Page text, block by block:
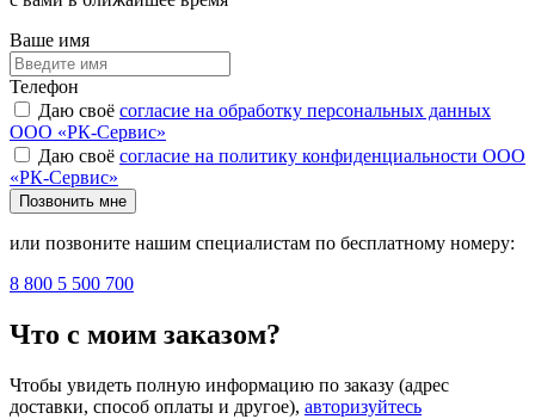
Ваше имя
Телефон
Даю своё согласие на обработку персональных данных
ООО «РК-Сервис»
Даю своё согласие на политику конфиденциальности ООО
«РК-Сервис»
Позвонить мне
или позвоните нашим специалистам по бесплатному номеру:
8 800 5 500 700
Что с моим заказом?
Чтобы увидеть полную информацию по заказу (адрес
доставки, способ оплаты и другое), авторизуйтесь